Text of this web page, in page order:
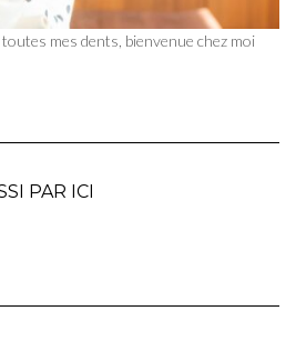
mes dents, bienvenue chez moi
PAR ICI